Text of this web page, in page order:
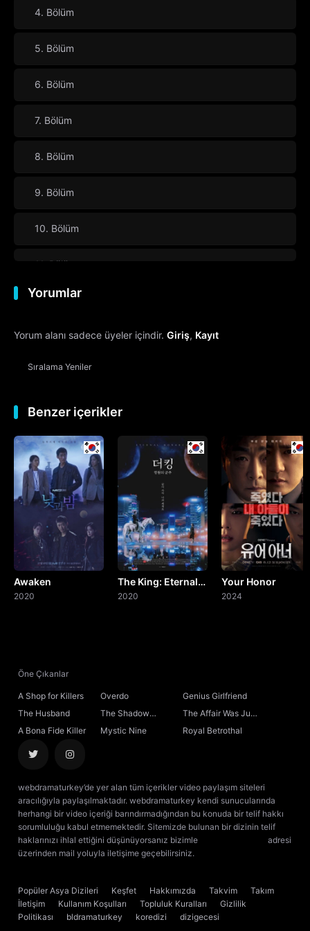
4. Bölüm
5. Bölüm
6. Bölüm
7. Bölüm
8. Bölüm
9. Bölüm
10. Bölüm
11. Bölüm
12. Bölüm
13. Bölüm
14. Bölüm
15. Bölüm
16. Bölüm Final
Yorumlar
Yorum alanı sadece üyeler içindir. Giriş, Kayıt
Sıralama Yeniler
Benzer içerikler
Awaken
2020
The King: Eternal
Monarch
2020
Your Honor
2024
Öne Çıkanlar
A Shop for Killers Overdo
Genius Girlfriend
The Husband
The Shadow
Sovereign
The Affair Was Just
the Beginning
A Bona Fide Killer Mystic Nine Royal Betrothal
webdramaturkey’de yer alan tüm içerikler video paylaşım siteleri
aracılığıyla paylaşılmaktadır. webdramaturkey kendi sunucularında
herhangi bir video içeriği barındırmadığından bu konuda bir telif hakkı
sorumluluğu kabul etmemektedir. Sitemizde bulunan bir dizinin telif
haklarınızı ihlal ettiğini düşünüyorsanız bizimle
adresi
üzerinden mail yoluyla iletişime geçebilirsiniz.
Popüler Asya Dizileri Keşfet Hakkımızda Takvim
Takım
İletişim
Kullanım Koşulları Topluluk Kuralları
Gizlilik
Politikası
bldramaturkey koredizi
dizigecesi